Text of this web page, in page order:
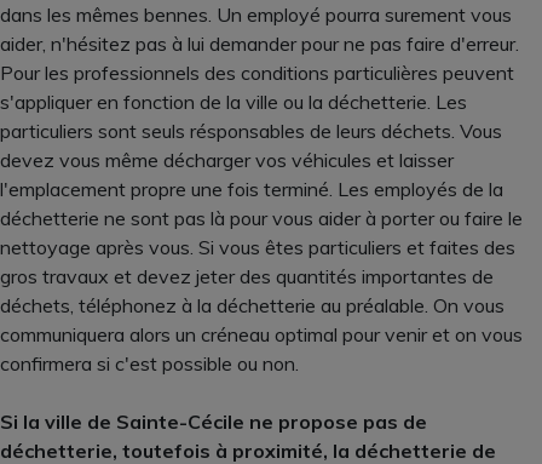
dans les mêmes bennes. Un employé pourra surement vous
aider, n'hésitez pas à lui demander pour ne pas faire d'erreur.
Pour les professionnels des conditions particulières peuvent
s'appliquer en fonction de la ville ou la déchetterie. Les
particuliers sont seuls résponsables de leurs déchets. Vous
devez vous même décharger vos véhicules et laisser
l'emplacement propre une fois terminé. Les employés de la
déchetterie ne sont pas là pour vous aider à porter ou faire le
nettoyage après vous. Si vous êtes particuliers et faites des
gros travaux et devez jeter des quantités importantes de
déchets, téléphonez à la déchetterie au préalable. On vous
communiquera alors un créneau optimal pour venir et on vous
confirmera si c'est possible ou non.
Si la ville de Sainte-Cécile ne propose pas de
déchetterie, toutefois à proximité, la déchetterie de